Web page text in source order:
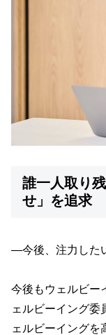
誰一人取り
せ」を追求
—今後、注力した
今後もウェルビー
ェルビーイング委
ェルビーイングを